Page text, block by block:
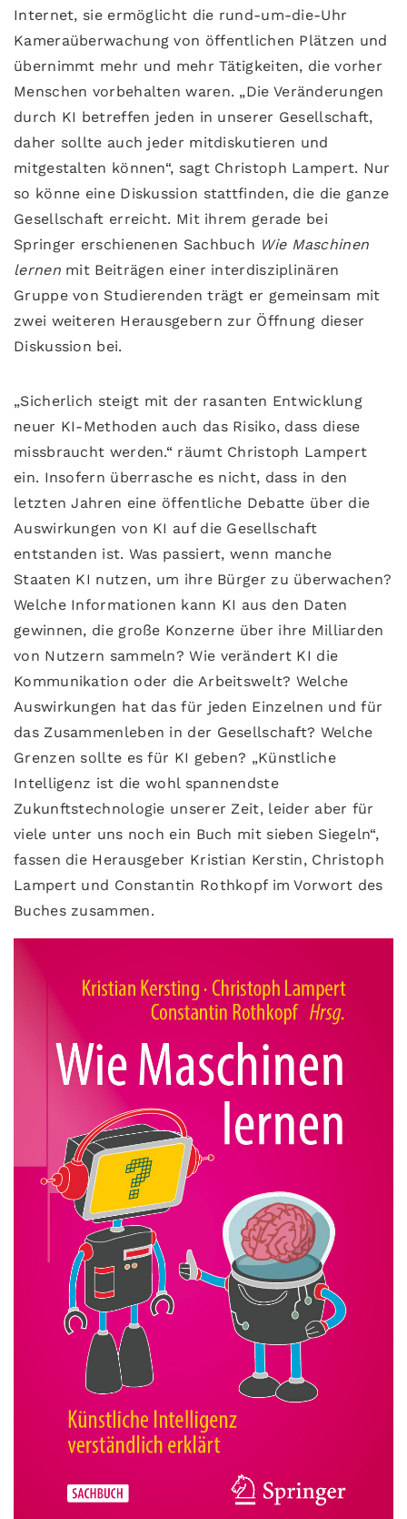
Internet, sie ermöglicht die rund-um-die-Uhr
Kameraüberwachung von öffentlichen Plätzen und
übernimmt mehr und mehr Tätigkeiten, die vorher
Menschen vorbehalten waren. „Die Veränderungen
durch KI betreffen jeden in unserer Gesellschaft,
daher sollte auch jeder mitdiskutieren und
mitgestalten können“, sagt Christoph Lampert. Nur
so könne eine Diskussion stattfinden, die die ganze
Gesellschaft erreicht. Mit ihrem gerade bei
Springer erschienenen Sachbuch Wie Maschinen
lernenmit Beiträgen einer interdisziplinären
Gruppe von Studierenden trägt er gemeinsam mit
zwei weiteren Herausgebern zur Öffnung dieser
Diskussion bei.
„Sicherlich steigt mit der rasanten Entwicklung
neuer KI-Methoden auch das Risiko, dass diese
missbraucht werden.“ räumt Christoph Lampert
ein. Insofern überrasche es nicht, dass in den
letzten Jahren eine öffentliche Debatte über die
Auswirkungen von KI auf die Gesellschaft
entstanden ist. Was passiert, wenn manche
Staaten KI nutzen, um ihre Bürger zu überwachen?
Welche Informationen kann KI aus den Daten
gewinnen, die große Konzerne über ihre Milliarden
von Nutzern sammeln? Wie verändert KI die
Kommunikation oder die Arbeitswelt? Welche
Auswirkungen hat das für jeden Einzelnen und für
das Zusammenleben in der Gesellschaft? Welche
Grenzen sollte es für KI geben? „Künstliche
Intelligenz ist die wohl spannendste
Zukunftstechnologie unserer Zeit, leider aber für
viele unter uns noch ein Buch mit sieben Siegeln“,
fassen die Herausgeber Kristian Kerstin, Christoph
Lampert und Constantin Rothkopf im Vorwort des
Buches zusammen.